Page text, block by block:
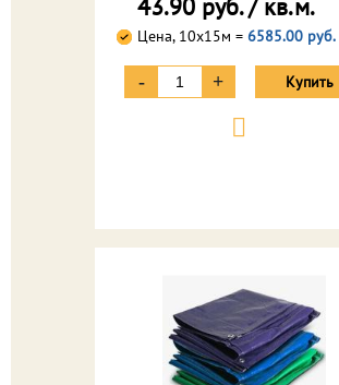
43.90 руб. / кв.м.
Цена, 10х15м = 6585.00 руб.
- + Купить